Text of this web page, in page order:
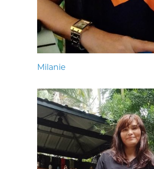
Milanie